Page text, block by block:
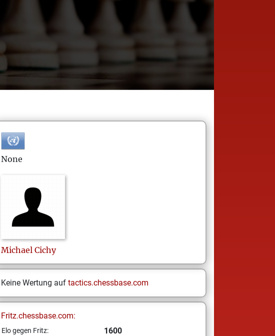
None
Michael Cichy
Keine Wertung auf tactics.chessbase.com
Fritz.chessbase.com:
Elo gegen Fritz: 1600